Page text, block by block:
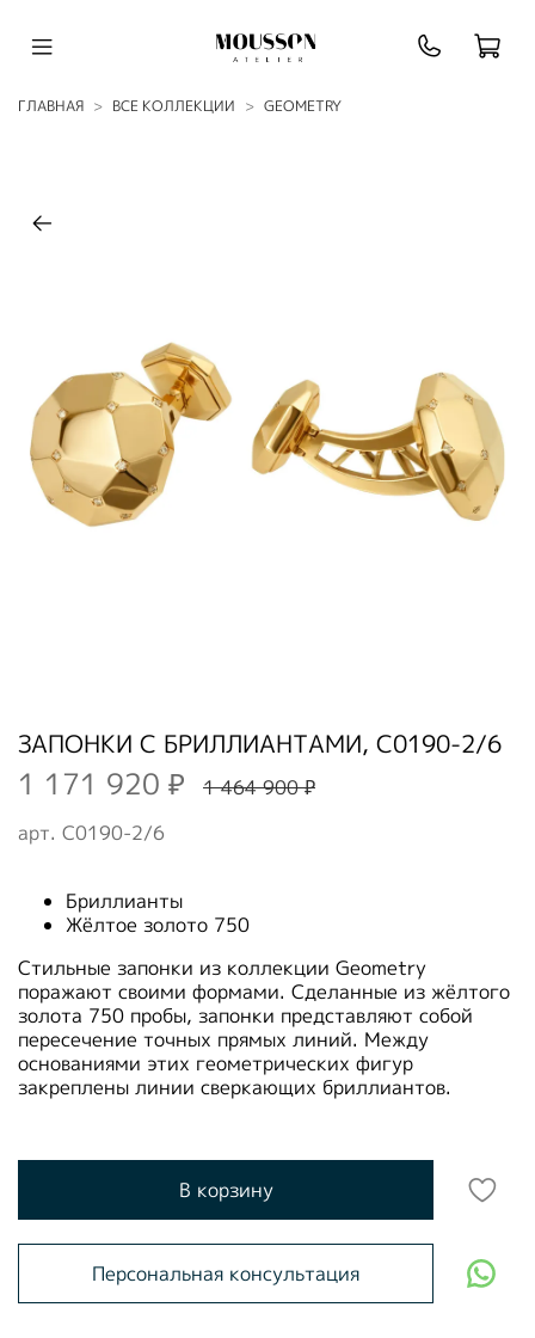
ГЛАВНАЯ ВСЕ КОЛЛЕКЦИИ GEOMETRY
арт. C0190-2/6
ЗАПОНКИ С БРИЛЛИАНТАМИ, C0190-2/6
1 171 920 ₽ 1 464 900 ₽
Бриллианты
Жёлтое золото 750
Стильные запонки из коллекции Geometry
поражают своими формами. Сделанные из жёлтого
золота 750 пробы, запонки представляют собой
пересечение точных прямых линий. Между
основаниями этих геометрических фигур
закреплены линии сверкающих бриллиантов.
В корзину
Персональная консультация